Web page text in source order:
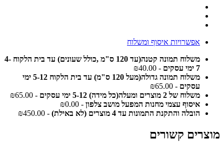
אפשרויות איסוף ומשלוח
משלוח תמונה קטנה(עד 120 ס"מ ,כולל שעונים) עד בית הלקוח 4-
7 ימי עסקים
- ₪40.00
משלוח תמונה גדולה(מעל 120 ס"מ) עד בית הלקוח 5-12 ימי
עסקים - ₪65.00
משלוח של 2 מוצרים ומעלה(כל מידה) 5-12 ימי עסקים
- ₪65.00
איסוף עצמי מחנות המפעל מושב צלפון - ₪0.00
הובלה והתקנת התמונות עד 4 מוצרים (לא באילת)
- ₪450.00
מוצרים קשורים